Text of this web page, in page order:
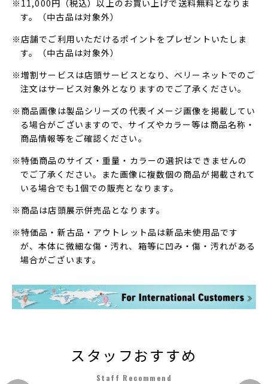
※11,000円（税込）以上のお買い上げで送料無料となりま
す。（中古品は対象外）
※店舗でご利用いただけるポイントをプレゼントいたしま
す。（中古品は対象外）
※増割サービスは店頭サービスとなり、ベリーネットでのご
注文はサービス対象外となりますのでご了承ください。
※商品画像は製品シリーズの代表イメージ画像を掲載してい
る場合がございますので、サイズやカラー等は商品名称・
商品情報等をご確認ください。
※特価商品のサイズ・重量・カラーの選択はできませんの
でご了承ください。また画像に複数個の商品が掲載されて
いる場合でも1個での販売となります。
※商品は店頭展示併売品となります。
※特価品・新古品・アウトレット品は新品未使用品です
が、本体に微細な傷・汚れ、箱等に凹み・傷・汚れがある
場合がございます。
スタッフおすすめ
Staff Recommend